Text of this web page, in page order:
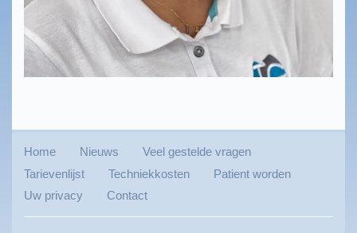
Home Nieuws
Veel gestelde vragen
Tarievenlijst
Techniekkosten
Patient worden
Uw privacy
Contact